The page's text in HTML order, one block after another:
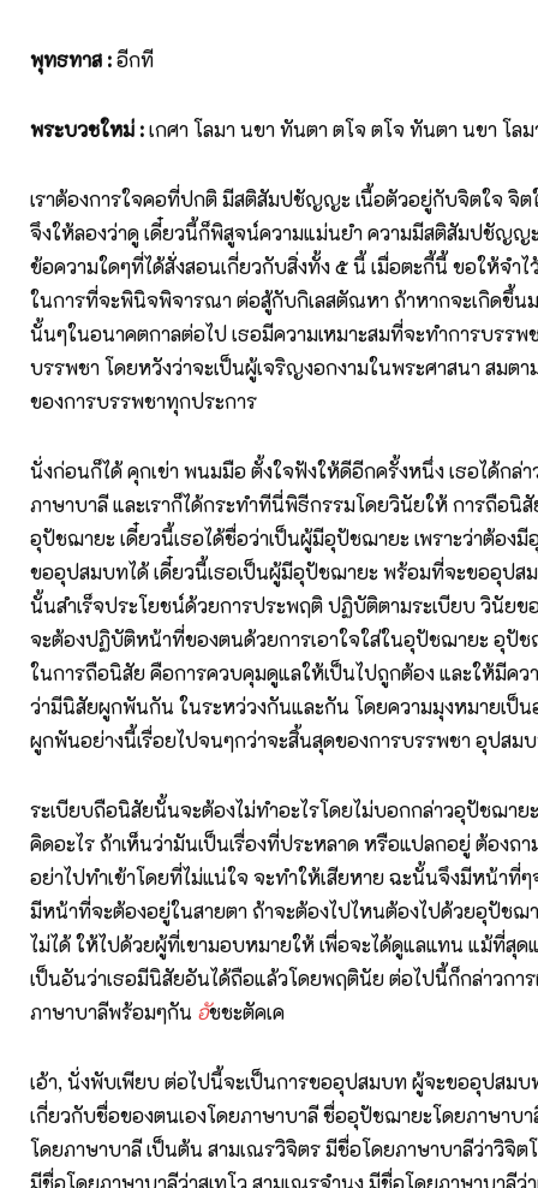
พุทธทาส :อีกที
พระบวชใหม่ :เกศา โลมา นขา ทันตา ตโจ ตโจ ทันตา นขา โลม
เราต้องการใจคอที่ปกติ มีสติสัมปชัญญะ เนื้อตัวอยู่กับจิตใจ จิต
จึงให้ลองว่าดู เดี๋ยวนี้ก็พิสูจน์ความแม่นยำ ความมีสติสัมปชัญญ
ข้อความใดๆที่ได้สั่งสอนเกี่ยวกับสิ่งทั้ง ๕ นี้ เมื่อตะกี้นี้ ขอให้จำ
ในการที่จะพินิจพิจารณา ต่อสู้กับกิเลสตัณหา ถ้าหากจะเกิดขึ้นม
นั้นๆในอนาคตกาลต่อไป เธอมีความเหมาะสมที่จะทำการบรรพ
บรรพชา โดยหวังว่าจะเป็นผู้เจริญงอกงามในพระศาสนา สมต
ของการบรรพชาทุกประการ
นั่งก่อนก็ได้ คุกเข่า พนมมือ ตั้งใจฟังให้ดีอีกครั้งหนึ่ง เธอได้กล่
ภาษาบาลี และเราก็ได้กระทำทีนี่พิธีกรรมโดยวินัยให้ การถือนิ
อุปัชฌายะ เดี๋ยวนี้เธอได้ชื่อว่าเป็นผู้มีอุปัชฌายะ เพราะว่าต้อง
ขออุปสมบทได้ เดี๋ยวนี้เธอเป็นผู้มีอุปัชฌายะ พร้อมที่จะขออุปส
นั้นสำเร็จประโยชน์ด้วยการประพฤติ ปฏิบัติตามระเบียบ วินัย
จะต้องปฏิบัติหน้าที่ของตนด้วยการเอาใจใส่ในอุปัชฌายะ อุปั
ในการถือนิสัย คือการควบคุมดูแลให้เป็นไปถูกต้อง และให้มีค
ว่ามีนิสัยผูกพันกัน ในระหว่วงกันและกัน โดยความมุงหมายเป็น
ผูกพันอย่างนี้เรื่อยไปจนๆกว่าจะสิ้นสุดของการบรรพชา อุปสม
ระเบียบถือนิสัยนั้นจะต้องไม่ทำอะไรโดยไม่บอกกล่าวอุปัชฌาย
คิดอะไร ถ้าเห็นว่ามันเป็นเรื่องที่ประหลาด หรือแปลกอยู่ ต้องถ
อย่าไปทำเข้าโดยที่ไม่แน่ใจ จะทำให้เสียหาย ฉะนั้นจึงมีหน้าที่ๆ
มีหน้าที่จะต้องอยู่ในสายตา ถ้าจะต้องไปไหนต้องไปด้วยอุปัชฌ
ไม่ได้ ให้ไปด้วยผู้ที่เขามอบหมายให้ เพื่อจะได้ดูแลแทน แม้ที่สุ
เป็นอันว่าเธอมีนิสัยอันได้ถือแล้วโดยพฤตินัย ต่อไปนี้ก็กล่าวกา
ภาษาบาลีพร้อมๆกัน อัชชะตัคเค
เอ้า, นั่งพับเพียบ ต่อไปนี้จะเป็นการขออุปสมบท ผู้จะขออุปสมบ
เกี่ยวกับชื่อของตนเองโดยภาษาบาลี ชื่ออุปัชฌายะโดยภาษาบ
โดยภาษาบาลี เป็นต้น สามเณรวิจิตร มีชื่อโดยภาษาบาลีว่าวิจิต
มีชื่อโดยภาษาบาลีว่าสุเทโว สามเณรจำนง มีชื่อโดยภาษาบาลีว่